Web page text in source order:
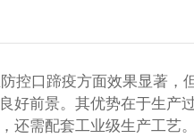
控口蹄疫方面效果显著，
好前景。其优势在于生产
还需配套工业级生产工艺